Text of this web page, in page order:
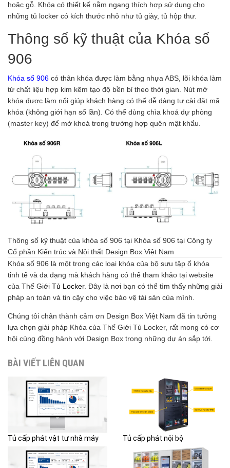
hoặc gỗ. Khóa có thiết kế nằm ngang thích hợp sử dụng cho
những tủ locker có kích thước nhỏ như tủ giày, tủ hộp thư.
Thông số kỹ thuật của Khóa số
906
Khóa số 906 có thân khóa được làm bằng nhựa ABS, lõi khóa làm
từ chất liệu hợp kim kẽm tạo độ bền bỉ theo thời gian. Nút mở
khóa được làm nổi giúp khách hàng có thể dễ dàng tự cài đặt mã
khóa (không giới hạn số lần). Có thể dùng chìa khoá dự phòng
(master key) để mở khoá trong trường hợp quên mật khẩu.
Thông số kỹ thuật của khóa số 906 tại Khóa số 906 tại Công ty
Cổ phần Kiến trúc và Nội thất Design Box Việt Nam
Khóa số 906 là một trong các loại khóa của bộ sưu tập ổ khóa
tinh tế và đa dạng mà khách hàng có thể tham khảo tại website
của Thế Giới Tủ Locker. Đây là nơi bạn có thể tìm thấy những giải
pháp an toàn và tin cậy cho việc bảo vệ tài sản của mình.
Chúng tôi chân thành cảm ơn Design Box Việt Nam đã tin tưởng
lựa chọn giải pháp Khóa của Thế Giới Tủ Locker, rất mong có cơ
hội cùng đồng hành với Design Box trong những dự án sắp tới.
BÀI VIẾT LIÊN QUAN
Tủ cấp phát vật tư nhà máy Tủ cấp phát nội bộ